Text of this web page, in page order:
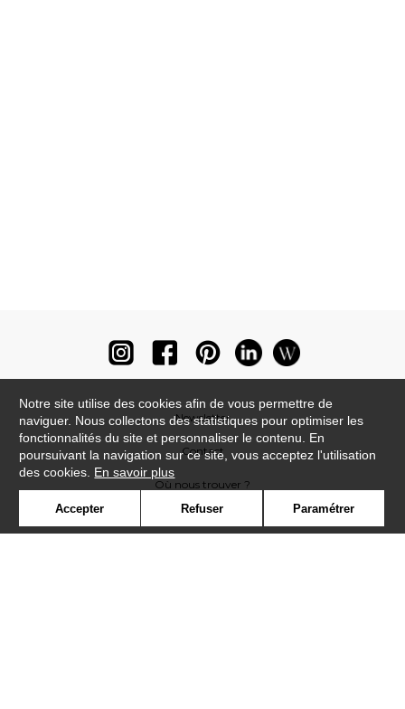
Newsletter
Contact
Où nous trouver ?
Notre site utilise des cookies afin de vous permettre de
naviguer. Nous collectons des statistiques pour optimiser les
fonctionnalités du site et personnaliser le contenu. En
poursuivant la navigation sur ce site, vous acceptez l'utilisation
des cookies. En savoir plus
Accepter Refuser Paramétrer